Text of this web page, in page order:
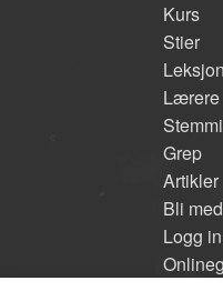
Kurs
Stier
Lærere
Grep
Artikler
Bli
Logg